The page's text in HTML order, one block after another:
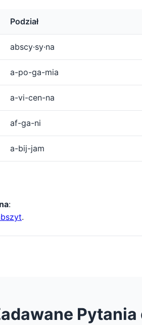
Podział
abscy·sy·na
a-po-ga-mia
a-vi-cen-na
af-ga-ni
a-bij-jam
:
.